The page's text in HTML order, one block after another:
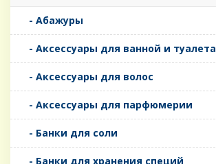
- Абажуры
- Аксессуары для ванной и туалета
- Аксессуары для волос
- Аксессуары для парфюмерии
- Банки для соли
- Банки для хранения специй